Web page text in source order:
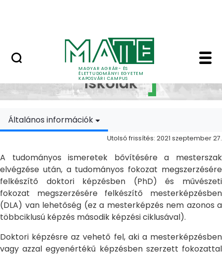
MAGYAR AGRÁR- ÉS
ÉLETTUDOMÁNYI EGYETEM
KAPOSVÁRI CAMPUS
Doktori Iskolák -
Doktori
Iskolák
Általános információk
Utolsó frissítés: 2021 szeptember 27.
A tudományos ismeretek bővítésére a mesterszak
elvégzése után, a tudományos fokozat megszerzésére
felkészítő doktori képzésben (PhD) és művészeti
fokozat megszerzésére felkészítő mesterképzésben
(DLA) van lehetőség (ez a mesterképzés nem azonos a
többciklusú képzés második képzési ciklusával).
Doktori képzésre az vehető fel, aki a mesterképzésben
vagy azzal egyenértékű képzésben szerzett fokozattal